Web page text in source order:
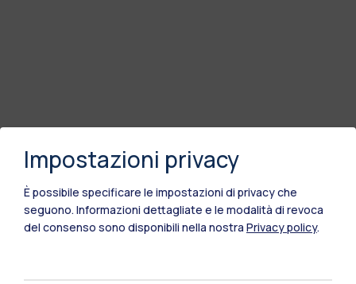
Impostazioni privacy
È possibile specificare le impostazioni di privacy che
seguono. Informazioni dettagliate e le modalità di revoca
del consenso sono disponibili nella nostra Privacy policy.